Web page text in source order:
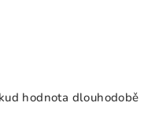
hodnota dlouhodobě